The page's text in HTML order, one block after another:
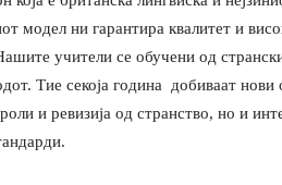
модел ни гарантира квалитет и
учители се обучени од
Тие секоја година добиваат
и ревизија од странство, но и